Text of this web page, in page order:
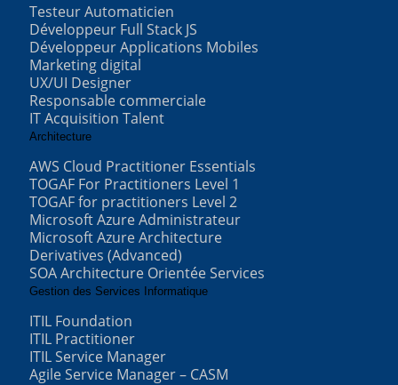
Testeur Automaticien
Développeur Full Stack JS
Développeur Applications Mobiles
Marketing digital
UX/UI Designer
Responsable commerciale
IT Acquisition Talent
Architecture
AWS Cloud Practitioner Essentials
TOGAF For Practitioners Level 1
TOGAF for practitioners Level 2
Microsoft Azure Administrateur
Microsoft Azure Architecture
Derivatives (Advanced)
SOA Architecture Orientée Services
Gestion des Services Informatique
ITIL Foundation
ITIL Practitioner
ITIL Service Manager
Agile Service Manager – CASM